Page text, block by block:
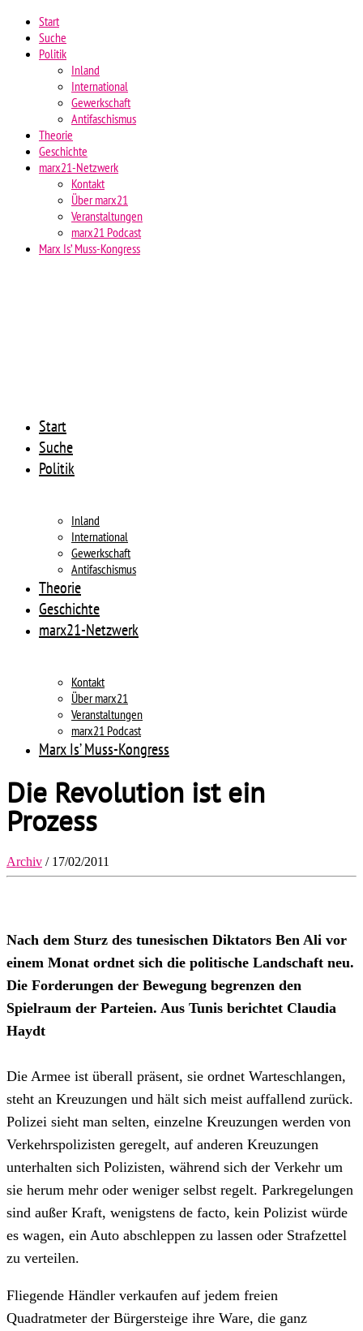
Start
Suche
Politik
Inland
International
Gewerkschaft
Antifaschismus
Theorie
Geschichte
marx21-Netzwerk
Kontakt
Über marx21
Veranstaltungen
marx21 Podcast
Marx Is’ Muss-Kongress
Start
Suche
Politik
Inland
International
Gewerkschaft
Antifaschismus
Theorie
Geschichte
marx21-Netzwerk
Kontakt
Über marx21
Veranstaltungen
marx21 Podcast
Marx Is’ Muss-Kongress
Die Revolution ist ein
Prozess
Archiv / 17/02/2011
Nach dem Sturz des tunesischen Diktators Ben Ali vor
einem Monat ordnet sich die politische Landschaft neu.
Die Forderungen der Bewegung begrenzen den
Spielraum der Parteien. Aus Tunis berichtet Claudia
Haydt
Die Armee ist überall präsent, sie ordnet Warteschlangen,
steht an Kreuzungen und hält sich meist auffallend zurück.
Polizei sieht man selten, einzelne Kreuzungen werden von
Verkehrspolizisten geregelt, auf anderen Kreuzungen
unterhalten sich Polizisten, während sich der Verkehr um
sie herum mehr oder weniger selbst regelt. Parkregelungen
sind außer Kraft, wenigstens de facto, kein Polizist würde
es wagen, ein Auto abschleppen zu lassen oder Strafzettel
zu verteilen.
Fliegende Händler verkaufen auf jedem freien
Quadratmeter der Bürgersteige ihre Ware, die ganz